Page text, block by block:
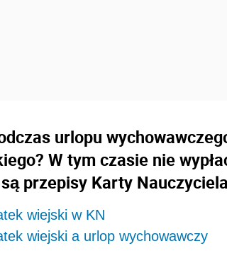
urlopu
W tym czasie nie
przepisy Karty
wiejski w KN
wiejski a urlop wychowawczy